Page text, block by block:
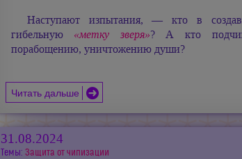
Наступают изпытания, — кто в
гибельную «метку зверя»? А кто
порабощению, уничтожению души?
Читать дальше
31.08.2024
Темы: Защита от чипизации